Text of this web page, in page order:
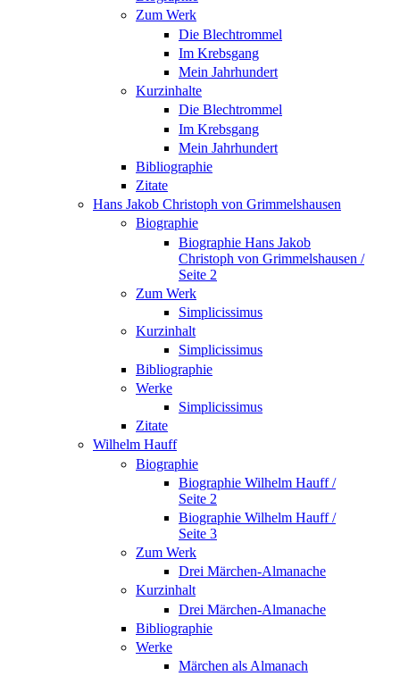
Zum Werk
Die Blechtrommel
Im Krebsgang
Mein Jahrhundert
Kurzinhalte
Die Blechtrommel
Im Krebsgang
Mein Jahrhundert
Bibliographie
Zitate
Hans Jakob Christoph von Grimmelshausen
Biographie
Biographie Hans Jakob
Christoph von Grimmelshausen /
Seite 2
Zum Werk
Simplicissimus
Kurzinhalt
Simplicissimus
Bibliographie
Werke
Simplicissimus
Zitate
Wilhelm Hauff
Biographie
Biographie Wilhelm Hauff /
Seite 2
Biographie Wilhelm Hauff /
Seite 3
Zum Werk
Drei Märchen-Almanache
Kurzinhalt
Drei Märchen-Almanache
Bibliographie
Werke
Märchen als Almanach